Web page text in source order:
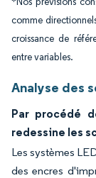
comme
croissance de
entre variables.
Analyse des
Par procédé
redessine les
Les systèmes
des encres